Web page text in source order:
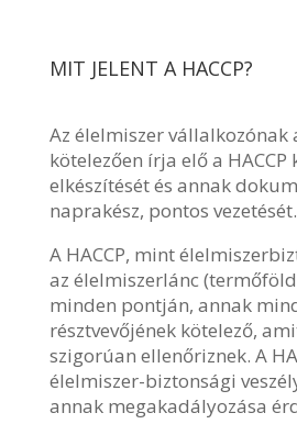
MIT JELENT A HACCP?
Az élelmiszer vállalkozónak
kötelezően írja elő a HACCP
elkészítését és annak
naprakész, pontos vezetését.
A HACCP, mint
az élelmiszerlánc
minden pontján, annak
résztvevőjének kötelező,
szigorúan ellenőriznek. A
élelmiszer-biztonsági
annak megakadályozása